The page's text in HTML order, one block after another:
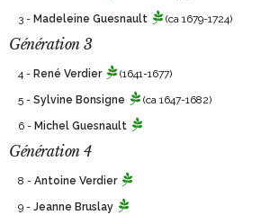
3 - Madeleine Guesnault (ca 1679-1724)
Génération 3
4 - René Verdier (1641-1677)
5 - Sylvine Bonsigne (ca 1647-1682)
6 - Michel Guesnault
Génération 4
8 - Antoine Verdier
9 - Jeanne Bruslay